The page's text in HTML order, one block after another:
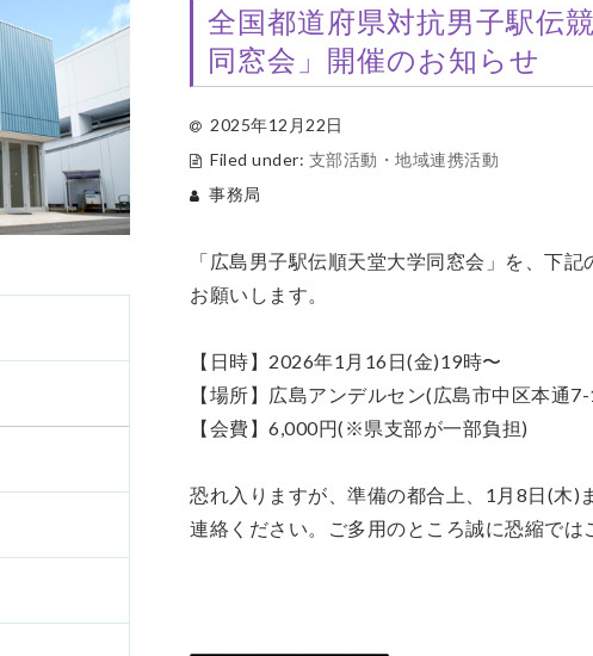
全国都道府県対抗男子駅伝
同窓会」開催のお知らせ
2025年12月22日
Filed under: 支部活動・地域連携活動
事務局
「広島男子駅伝順天堂大学同窓会」を、下
お願いします。
【日時】2026年1月16日(金)19時〜
【場所】広島アンデルセン(広島市中区本通
【会費】6,000円(※県支部が一部負担)
恐れ入りますが、準備の都合上、1月8日(木)
連絡ください。ご多用のところ誠に恐縮で